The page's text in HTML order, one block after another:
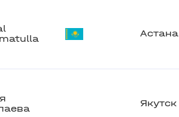
Астана
Якутск